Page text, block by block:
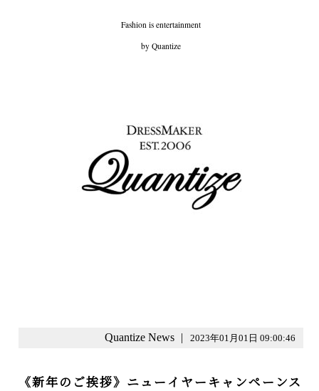
Fashion is entertainment
by Quantize
Quantize News | 2023年01月01日 09:00:46
《新年のご挨拶》ニューイヤーキャンペーンス